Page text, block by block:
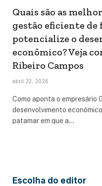
Quais são as
gestão eficiente de
potencialize o
econômico? Veja
Ribeiro Campos
abril 22, 2026
Como aponta o empresário
desenvolvimento
patamar em que a…
Escolha do editor